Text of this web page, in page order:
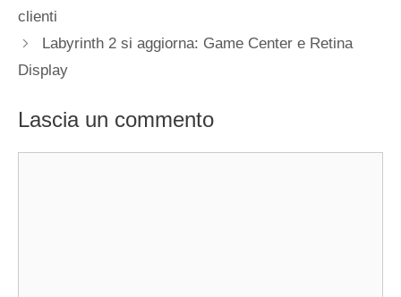
clienti
Labyrinth 2 si aggiorna: Game Center e Retina
Display
Lascia un commento